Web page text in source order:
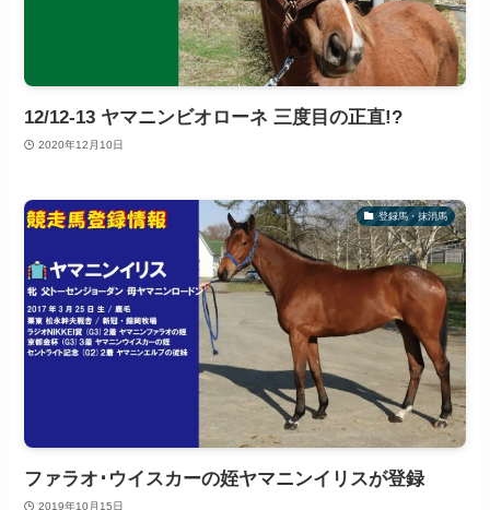
12/12-13 ヤマニンビオローネ 三度目の正直!?
2020年12月10日
登録馬・抹消馬
ファラオ･ウイスカーの姪ヤマニンイリスが登録
2019年10月15日